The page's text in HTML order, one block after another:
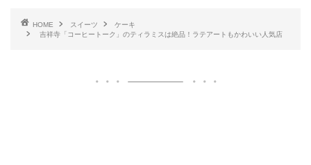
HOME スイーツ
ケーキ
吉祥寺「コーヒートーク」のティラミスは絶品！ラテアートもかわいい人気店